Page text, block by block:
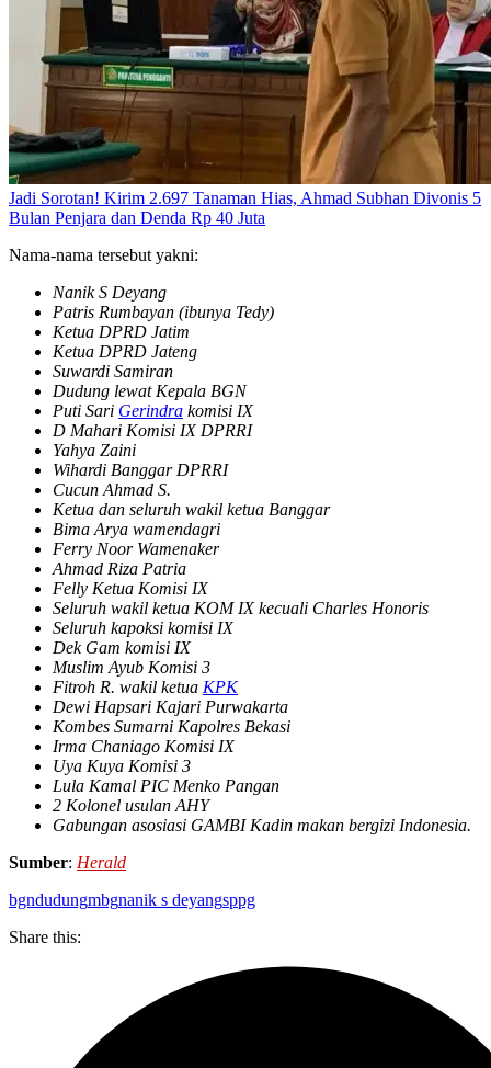
Jadi Sorotan! Kirim 2.697 Tanaman Hias, Ahmad Subhan Divonis 5
Bulan Penjara dan Denda Rp 40 Juta
Nama-nama tersebut yakni:
Nanik S Deyang
⁠Patris Rumbayan (ibunya Tedy)
⁠Ketua DPRD Jatim
⁠Ketua DPRD Jateng
⁠Suwardi Samiran
⁠Dudung lewat Kepala BGN
⁠Puti Sari Gerindra komisi IX
⁠D Mahari Komisi IX DPRRI
⁠Yahya Zaini
⁠Wihardi Banggar DPRRI
⁠Cucun Ahmad S.
⁠Ketua dan seluruh wakil ketua Banggar
⁠Bima Arya wamendagri
⁠Ferry Noor Wamenaker
⁠Ahmad Riza Patria
⁠Felly Ketua Komisi IX
⁠Seluruh wakil ketua KOM IX kecuali Charles Honoris
⁠Seluruh kapoksi komisi IX
⁠Dek Gam komisi IX
⁠Muslim Ayub Komisi 3
⁠Fitroh R. wakil ketua KPK
⁠Dewi Hapsari Kajari Purwakarta
⁠Kombes Sumarni Kapolres Bekasi
⁠Irma Chaniago Komisi IX
⁠Uya Kuya Komisi 3⁠
Lula Kamal PIC Menko Pangan
⁠2 Kolonel usulan AHY
⁠Gabungan asosiasi GAMBI Kadin makan bergizi Indonesia.
Sumber: Herald
bgndudungmbgnanik s deyangsppg
Share this: